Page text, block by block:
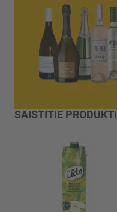
SAISTĪTIE PRODUKTI